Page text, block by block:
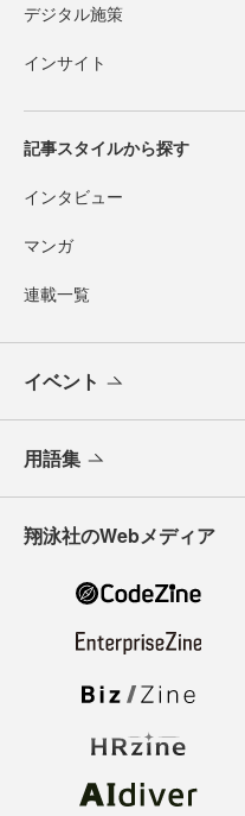
デジタル施策
インサイト
記事スタイルから探す
インタビュー
マンガ
連載一覧
イベント
用語集
翔泳社のWebメディア